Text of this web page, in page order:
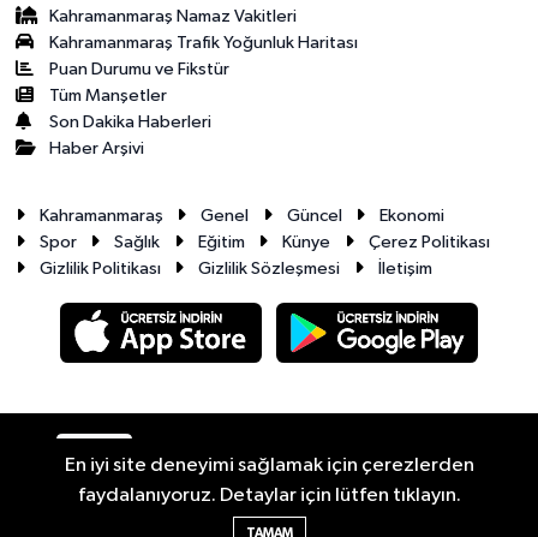
Kahramanmaraş Namaz Vakitleri
Kahramanmaraş Trafik Yoğunluk Haritası
Puan Durumu ve Fikstür
Tüm Manşetler
Son Dakika Haberleri
Haber Arşivi
Kahramanmaraş Genel Güncel
Ekonomi
Spor
Sağlık Eğitim Künye
Çerez Politikası
Gizlilik Politikası
Gizlilik Sözleşmesi İletişim
Haber Yazılımı:
En iyi site deneyimi sağlamak için çerezlerden
faydalanıyoruz. Detaylar için lütfen tıklayın.
TAMAM